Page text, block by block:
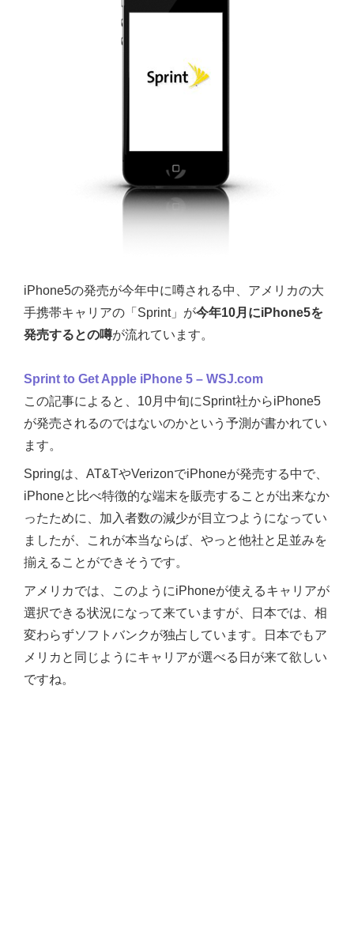
iPhone5の発売が今年中に噂される中、アメリカの大
手携帯キャリアの「Sprint」が今年10月にiPhone5を
発売するとの噂が流れています。
Sprint to Get Apple iPhone 5 – WSJ.com
この記事によると、10月中旬にSprint社からiPhone5
が発売されるのではないのかという予測が書かれてい
ます。
Springは、AT&TやVerizonでiPhoneが発売する中で、
iPhoneと比べ特徴的な端末を販売することが出来なか
ったために、加入者数の減少が目立つようになってい
ましたが、これが本当ならば、やっと他社と足並みを
揃えることができそうです。
アメリカでは、このようにiPhoneが使えるキャリアが
選択できる状況になって来ていますが、日本では、相
変わらずソフトバンクが独占しています。日本でもア
メリカと同じようにキャリアが選べる日が来て欲しい
ですね。